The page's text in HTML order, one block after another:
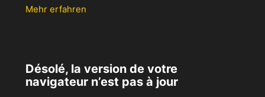
Mehr erfahren
Désolé, la version de votre
navigateur n’est pas à jour